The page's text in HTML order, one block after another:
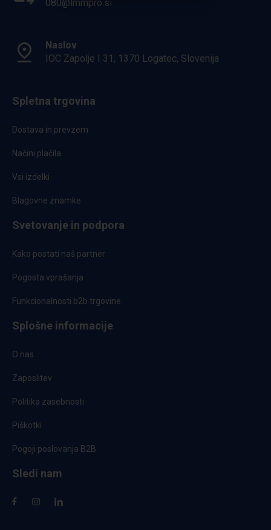
080@lmmpro.si
Naslov
IOC Zapolje I 31, 1370 Logatec, Slovenija
Spletna trgovina
Dostava in prevzem
Načini plačila
Vsi izdelki
Blagovne znamke
Svetovanje in podpora
Kako postati naš partner
Pogosta vprašanja
Funkcionalnosti b2b trgovine
Splošne informacije
O nas
Zaposlitev
Politika zasebnosti
Piškotki
Pogoji poslovanja B2B
Sledi nam